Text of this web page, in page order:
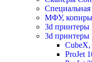
МФУ, копиры
3d принтеры
3d принтеры
ProJet